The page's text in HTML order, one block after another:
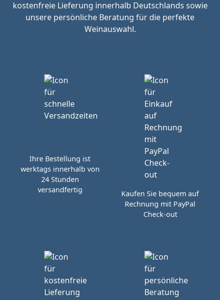
kostenfreie Lieferung innerhalb Deutschlands sowie
unsere persönliche Beratung für die perfekte
Weinauswahl.
Ihre Bestellung ist
werktags innerhalb von
24 Stunden
versandfertig
Kaufen Sie bequem auf
Rechnung mit PayPal
Check-out